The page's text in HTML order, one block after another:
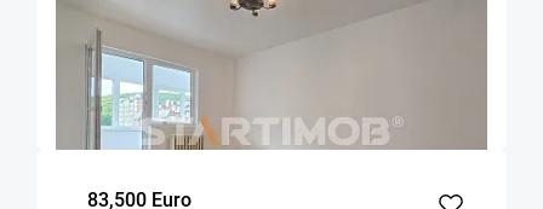
Apartament doua camere Racadau
Brasov
50
m²
1
dormitor Etaj
83,500 Euro